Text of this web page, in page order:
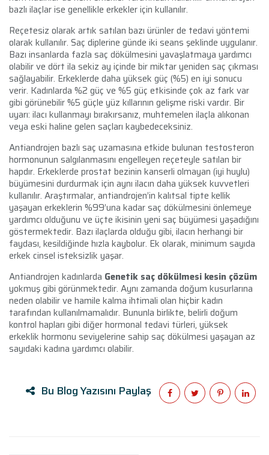
bazlı ilaçlar ise genellikle erkekler için kullanılır.
Reçetesiz olarak artık satılan bazı ürünler de tedavi yöntemi
olarak kullanılır. Saç diplerine günde iki seans şeklinde uygulanır.
Bazı insanlarda fazla saç dökülmesini yavaşlatmaya yardımcı
olabilir ve dört ila sekiz ay içinde bir miktar yeniden saç çıkması
sağlayabilir. Erkeklerde daha yüksek güç (%5) en iyi sonucu
verir. Kadınlarda %2 güç ve %5 güç etkisinde çok az fark var
gibi görünebilir %5 güçle yüz kıllarının gelişme riski vardır. Bir
uyarı: ilacı kullanmayı bırakırsanız, muhtemelen ilaçla alıkonan
veya eski haline gelen saçları kaybedeceksiniz.
Antiandrojen bazlı saç uzamasına etkide bulunan testosteron
hormonunun salgılanmasını engelleyen reçeteyle satılan bir
hapdır. Erkeklerde prostat bezinin kanserli olmayan (iyi huylu)
büyümesini durdurmak için aynı ilacın daha yüksek kuvvetleri
kullanılır. Araştırmalar, antiandrojen’in kalıtsal tipte kellik
yaşayan erkeklerin %99’una kadar saç dökülmesini önlemeye
yardımcı olduğunu ve üçte ikisinin yeni saç büyümesi yaşadığını
göstermektedir. Bazı ilaçlarda olduğu gibi, ilacın herhangi bir
faydası, kesildiğinde hızla kaybolur. Ek olarak, minimum sayıda
erkek cinsel isteksizlik yaşar.
Antiandrojen kadınlarda Genetik saç dökülmesi kesin çözüm
yokmuş gibi görünmektedir. Aynı zamanda doğum kusurlarına
neden olabilir ve hamile kalma ihtimali olan hiçbir kadın
tarafından kullanılmamalıdır. Bununla birlikte, belirli doğum
kontrol hapları gibi diğer hormonal tedavi türleri, yüksek
erkeklik hormonu seviyelerine sahip saç dökülmesi yaşayan az
sayıdaki kadına yardımcı olabilir.
Bu Blog Yazısını Paylaş